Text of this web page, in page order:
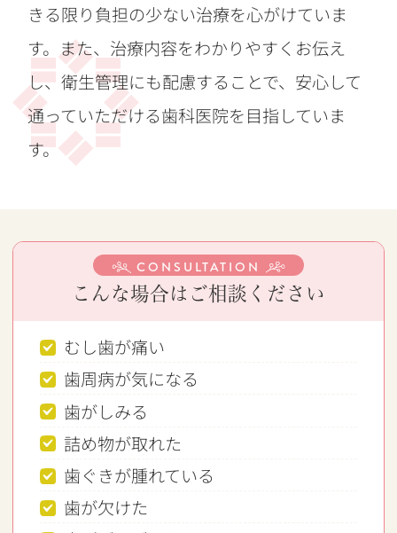
きる限り負担の少ない治療を心がけていま
す。また、治療内容をわかりやすくお伝え
し、衛生管理にも配慮することで、安心して
通っていただける歯科医院を目指していま
す。
CONSULTATION
こんな場合はご相談ください
むし歯が痛い
歯周病が気になる
歯がしみる
詰め物が取れた
歯ぐきが腫れている
歯が欠けた